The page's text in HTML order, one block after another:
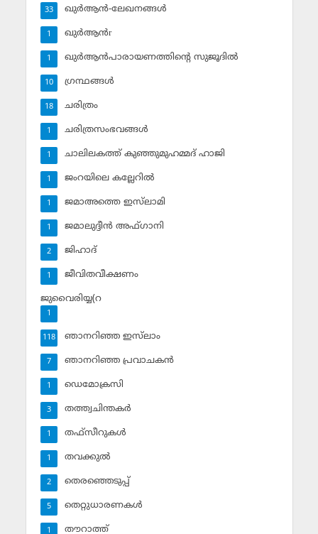
ഖുര്‍ആന്‍-ലേഖനങ്ങള്‍
33
ഖുര്‍ആന്‍r
1
ഖുര്‍ആന്‍പാരായണത്തിന്റെ സുജൂദില്‍
1
ഗ്രന്ഥങ്ങള്‍
10
ചരിത്രം
18
ചരിത്രസംഭവങ്ങള്‍
1
ചാലിലകത്ത് കുഞ്ഞുമുഹമ്മദ് ഹാജി
1
ജംറയിലെ കല്ലേറില്‍
1
ജമാഅത്തെ ഇസ്‌ലാമി
1
ജമാലുദ്ദീന്‍ അഫ്ഗാനി
1
ജിഹാദ്‌
2
ജീവിതവീക്ഷണം
1
ജുവൈരിയ്യ(റ
1
ഞാനറിഞ്ഞ ഇസ്‌ലാം
118
ഞാനറിഞ്ഞ പ്രവാചകന്‍
7
ഡെമോക്രസി
1
തത്ത്വചിന്തകര്‍
3
തഫ്‌സീറുകള്‍
1
തവക്കുല്‍
1
തെരഞ്ഞെടുപ്പ്
2
തെറ്റുധാരണകള്‍
5
തൗറാത്ത്
1